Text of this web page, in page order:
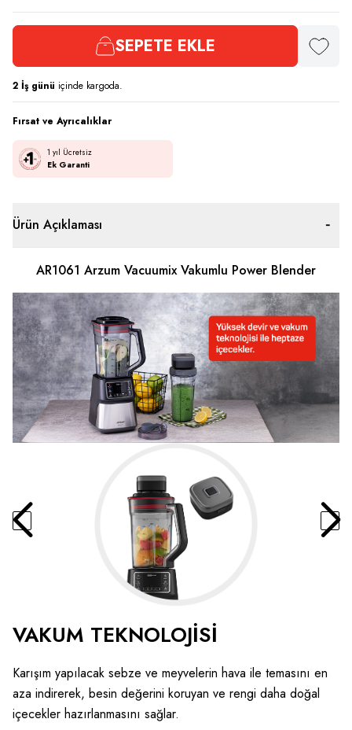
SEPETE EKLE
2 İş günü içinde kargoda.
Fırsat ve Ayrıcalıklar
1 yıl Ücretsiz
Ek Garanti
Ürün Açıklaması
AR1061 Arzum Vacuumix Vakumlu Power Blender
VAKUM TEKNOLOJİSİ
Karışım yapılacak sebze ve meyvelerin hava ile temasını en
aza indirerek, besin değerini koruyan ve rengi daha doğal
içecekler hazırlanmasını sağlar.